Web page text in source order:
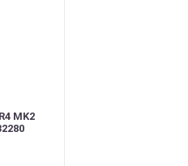
MK2